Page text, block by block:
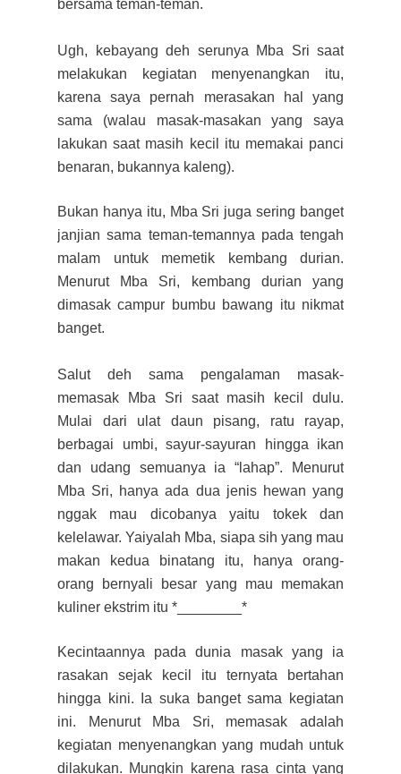
bersama teman-teman.
Ugh, kebayang deh serunya Mba Sri saat
melakukan kegiatan menyenangkan itu,
karena saya pernah merasakan hal yang
sama (walau masak-masakan yang saya
lakukan saat masih kecil itu memakai panci
benaran, bukannya kaleng).
Bukan hanya itu, Mba Sri juga sering banget
janjian sama teman-temannya pada tengah
malam untuk memetik kembang durian.
Menurut Mba Sri, kembang durian yang
dimasak campur bumbu bawang itu nikmat
banget.
Salut deh sama pengalaman masak-
memasak Mba Sri saat masih kecil dulu.
Mulai dari ulat daun pisang, ratu rayap,
berbagai umbi, sayur-sayuran hingga ikan
dan udang semuanya ia “lahap”. Menurut
Mba Sri, hanya ada dua jenis hewan yang
nggak mau dicobanya yaitu tokek dan
kelelawar. Yaiyalah Mba, siapa sih yang mau
makan kedua binatang itu, hanya orang-
orang bernyali besar yang mau memakan
kuliner ekstrim itu *________*
Kecintaannya pada dunia masak yang ia
rasakan sejak kecil itu ternyata bertahan
hingga kini. Ia suka banget sama kegiatan
ini. Menurut Mba Sri, memasak adalah
kegiatan menyenangkan yang mudah untuk
dilakukan. Mungkin karena rasa cinta yang